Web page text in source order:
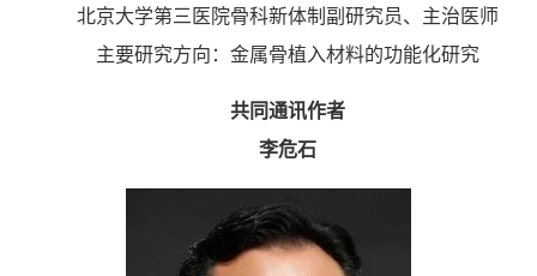
北京大学第三医院骨科新体制副研究员、主治医师
主要研究方向：金属骨植入材料的功能化研究
共同通讯作者
李危石